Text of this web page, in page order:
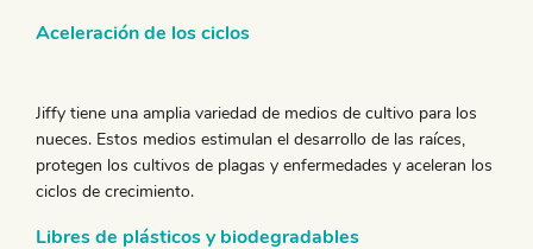
Aceleración de los ciclos
Jiffy tiene una amplia variedad de medios de cultivo para los
nueces. Estos medios estimulan el desarrollo de las raíces,
protegen los cultivos de plagas y enfermedades y aceleran los
ciclos de crecimiento.
Libres de plásticos y biodegradables